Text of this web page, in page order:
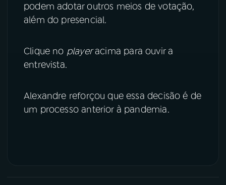
podem adotar outros meios de votação,
além do presencial.
Clique no playeracima para ouvir a
entrevista.
Alexandre reforçou que essa decisão é de
um processo anterior à pandemia.